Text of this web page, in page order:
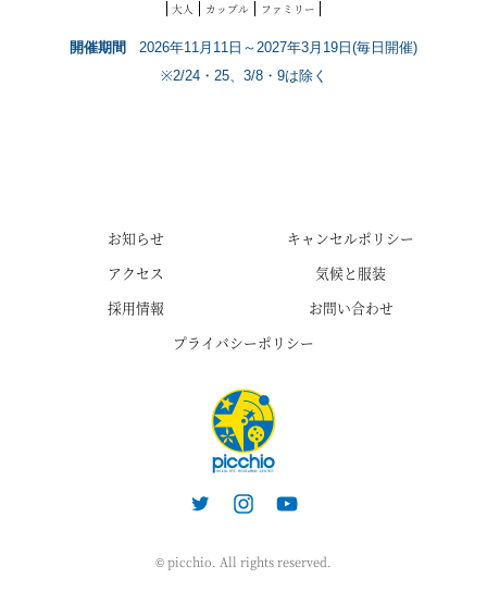
大人 カップル ファミリー
開催期間
2026年11月11日～2027年3月19日(毎日開催)
※2/24・25、3/8・9は除く
お知らせ
キャンセルポリシー
アクセス
気候と服装
採用情報
お問い合わせ
プライバシーポリシー
© picchio. All rights reserved.